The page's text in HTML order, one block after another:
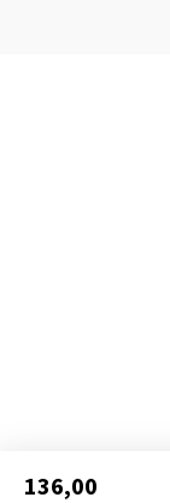
136,00